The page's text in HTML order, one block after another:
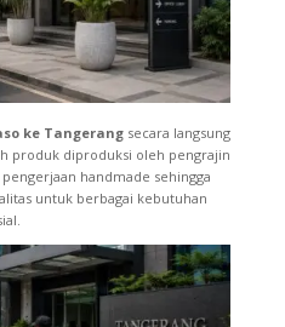
ke Tangerangsecara langsung
produk diproduksi oleh pengrajin
handmade sehingga
untuk berbagai kebutuhan